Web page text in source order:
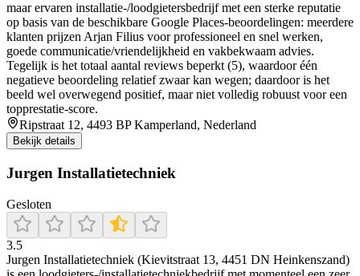
maar ervaren installatie-/loodgietersbedrijf met een sterke reputatie
op basis van de beschikbare Google Places-beoordelingen: meerdere
klanten prijzen Arjan Filius voor professioneel en snel werken,
goede communicatie/vriendelijkheid en vakbekwaam advies.
Tegelijk is het totaal aantal reviews beperkt (5), waardoor één
negatieve beoordeling relatief zwaar kan wegen; daardoor is het
beeld wel overwegend positief, maar niet volledig robuust voor een
topprestatie-score.
Ripstraat 12, 4493 BP Kamperland, Nederland
Bekijk details
Jurgen Installatietechniek
Gesloten
3.5
Jurgen Installatietechniek (Kievitstraat 13, 4451 DN Heinkenszand)